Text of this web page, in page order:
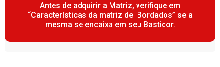
Antes de adquirir a Matriz, verifique em
“Características da matriz de Bordados” se a
mesma se encaixa em seu Bastidor.